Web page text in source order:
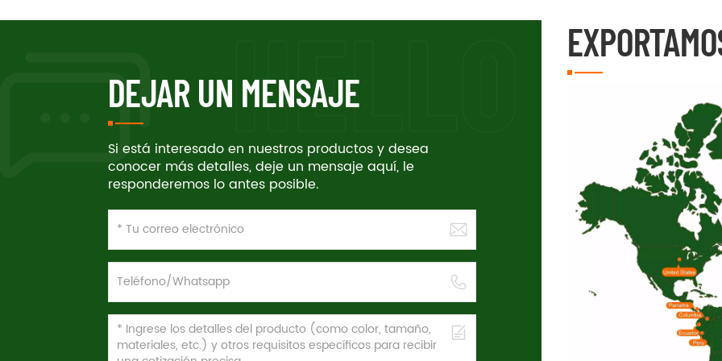
DEJAR UN MENSAJE
Si está interesado en nuestros productos y desea
conocer más detalles, deje un mensaje aquí, le
responderemos lo antes posible.